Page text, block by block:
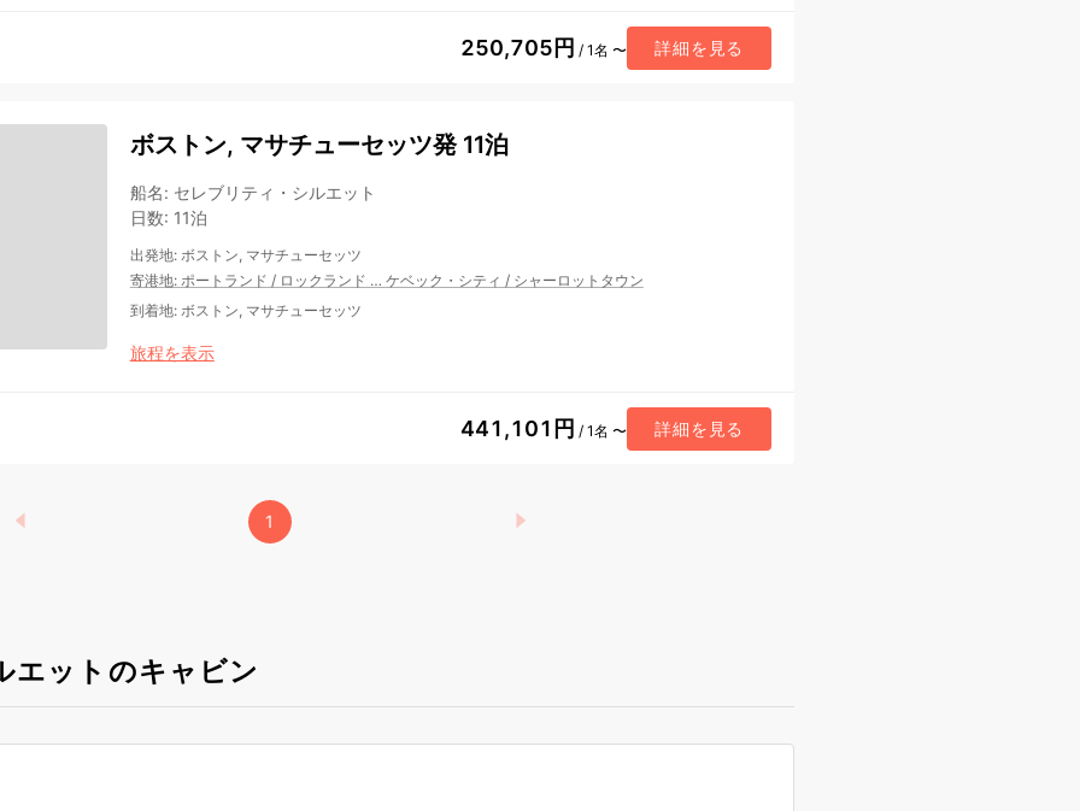
250,705円 / 1名 〜 詳細を見る
ボストン, マサチューセッツ発 11泊
船名: セレブリティ・シルエット
日数: 11泊
出発地: ボストン, マサチューセッツ
寄港地: ポートランド / ロックランド … ケベック・シティ / シャーロットタウン
到着地: ボストン, マサチューセッツ
旅程を表示
441,101円 / 1名 〜 詳細を見る
1
エットのキャビン